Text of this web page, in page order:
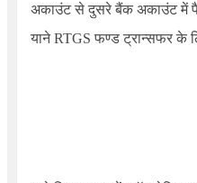
अकाउंट से दुसरे बैंक अकाउंट में
यानेRTGSफण्ड ट्रान्सफर के